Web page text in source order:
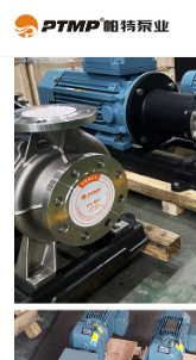
官方首页
产品展示
关于帕特